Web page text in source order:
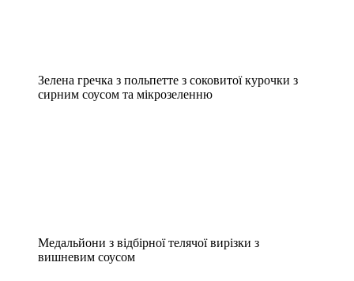
Зелена гречка з польпетте з соковитої курочки з
сирним соусом та мікрозеленню
Медальйони з відбірної телячої вирізки з
вишневим соусом